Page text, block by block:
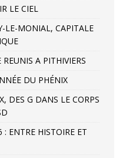
LE CIEL
LE-MONIAL, CAPITALE
A PITHIVIERS
DU PHÉNIX
DES G DANS LE CORPS
: ENTRE HISTOIRE ET